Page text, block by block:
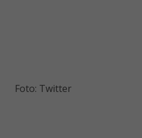
Foto: Twitter